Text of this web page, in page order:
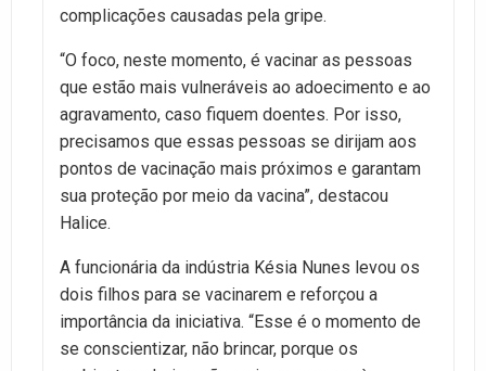
complicações causadas pela gripe.
“O foco, neste momento, é vacinar as pessoas
que estão mais vulneráveis ao adoecimento e ao
agravamento, caso fiquem doentes. Por isso,
precisamos que essas pessoas se dirijam aos
pontos de vacinação mais próximos e garantam
sua proteção por meio da vacina”, destacou
Halice.
A funcionária da indústria Késia Nunes levou os
dois filhos para se vacinarem e reforçou a
importância da iniciativa. “Esse é o momento de
se conscientizar, não brincar, porque os